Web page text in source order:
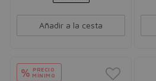
Añadir a la cesta
% PRECIO
MÍNIMO